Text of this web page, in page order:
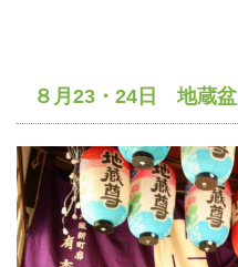
８月23・24日 地蔵盆